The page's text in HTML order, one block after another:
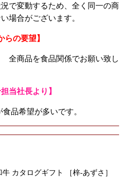
で変動するため、全く同一の商
場合がございます。
らの要望】
係でお願い致し
当社長より】
品希望が多いです。
カタログギフト ［梓-あずさ］